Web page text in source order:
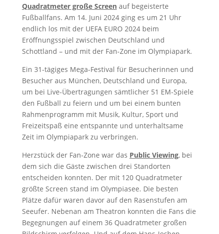
Quadratmeter große Screenauf begeisterte
Fußballfans. Am 14. Juni 2024 ging es um 21 Uhr
endlich los mit der UEFA EURO 2024 beim
Eröffnungsspiel zwischen Deutschland und
Schottland – und mit der Fan-Zone im Olympiapark.
Ein 31-tägiges Mega-Festival für Besucherinnen und
Besucher aus München, Deutschland und Europa,
um bei Live-Übertragungen sämtlicher 51 EM-Spiele
den Fußball zu feiern und um bei einem bunten
Rahmenprogramm mit Musik, Kultur, Sport und
Freizeitspaß eine entspannte und unterhaltsame
Zeit im Olympiapark zu verbringen.
Herzstück der Fan-Zone war das Public Viewing, bei
dem sich die Gäste zwischen drei Standorten
entscheiden konnten. Der mit 120 Quadratmeter
größte Screen stand im Olympiasee. Die besten
Plätze dafür waren davor auf den Rasenstufen am
Seeufer. Nebenan am Theatron konnten die Fans die
Begegnungen auf einem 36 Quadratmeter großen